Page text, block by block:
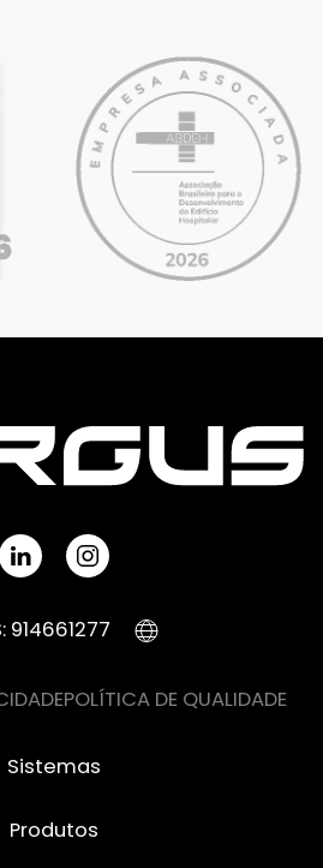
914661277
POLÍTICA DE QUALIDADE
Sistemas
Produtos